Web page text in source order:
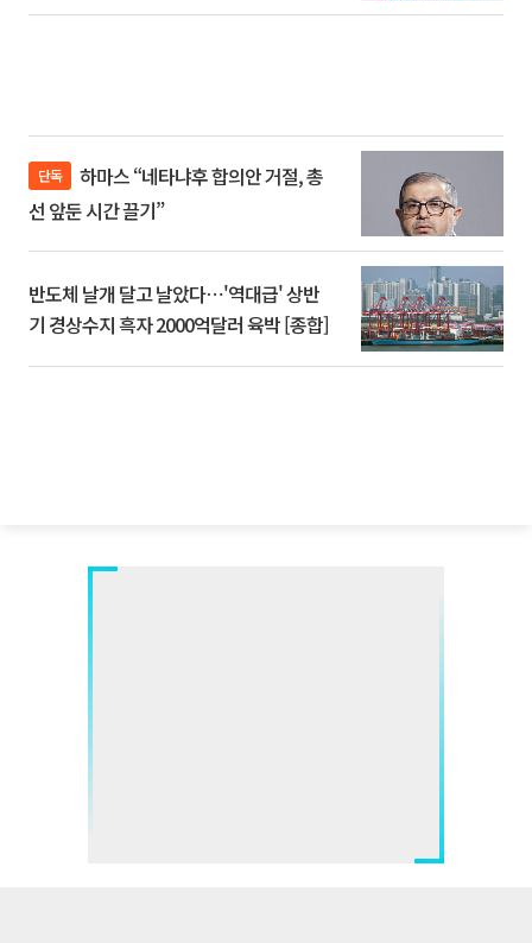
단독
선 앞둔 시간 끌기”
반도체 날개 달고 날았다⋯'역대급' 상반
기 경상수지 흑자 2000억달러 육박 [종합]